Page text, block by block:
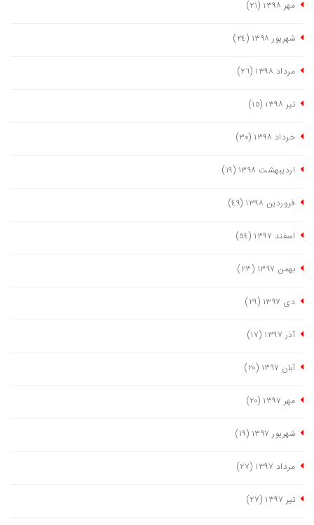
مهر ١٣٩٨ (٢١)
شهریور ١٣٩٨ (٢٤)
مرداد ١٣٩٨ (٢٦)
تیر ١٣٩٨ (١٥)
خرداد ١٣٩٨ (٣٠)
اردیبهشت ١٣٩٨ (١٩)
فروردین ١٣٩٨ (٤٩)
اسفند ١٣٩٧ (٥٤)
بهمن ١٣٩٧ (٢٣)
دی ١٣٩٧ (٢٩)
آذر ١٣٩٧ (١٧)
آبان ١٣٩٧ (٢٠)
مهر ١٣٩٧ (٢٠)
شهریور ١٣٩٧ (١٩)
مرداد ١٣٩٧ (٢٧)
تیر ١٣٩٧ (٢٧)